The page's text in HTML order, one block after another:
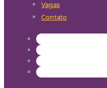
Vagas
Contato